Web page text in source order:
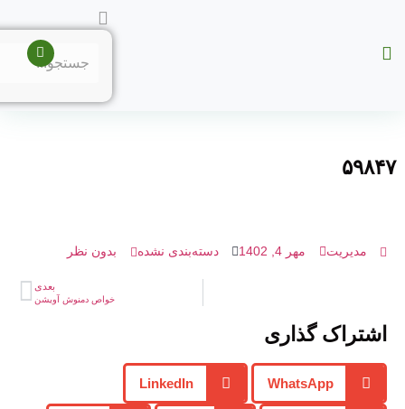
مدیریت مهر 4, 1402 دسته‌بندی نشده بدون نظر
خواص دمنوش آویشن
گذاری
WhatsApp
LinkedIn